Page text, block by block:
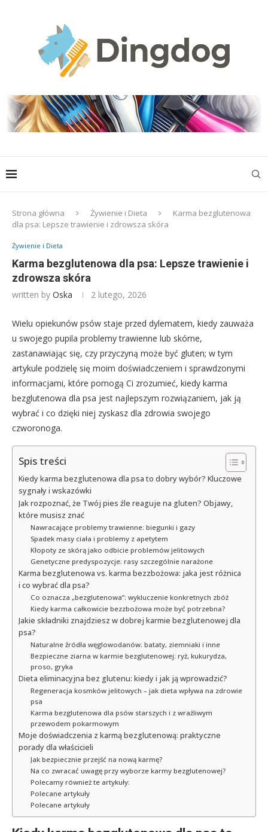
Strona główna Żywienie i Dieta
Karma bezglutenowa
dla psa: Lepsze trawienie i zdrowsza skóra
Żywienie i Dieta
Karma bezglutenowa dla psa: Lepsze trawienie i
zdrowsza skóra
written by Oska 2 lutego, 2026
Wielu opiekunów psów staje przed dylematem, kiedy zauważa
u swojego pupila problemy trawienne lub skórne,
zastanawiając się, czy przyczyną może być gluten; w tym
artykule podzielę się moim doświadczeniem i sprawdzonymi
informacjami, które pomogą Ci zrozumieć, kiedy karma
bezglutenowa dla psa jest najlepszym rozwiązaniem, jak ją
wybrać i co dzięki niej zyskasz dla zdrowia swojego
czworonoga.
Spis treści
Kiedy karma bezglutenowa dla psa to dobry wybór? Kluczowe
sygnały i wskazówki
Jak rozpoznać, że Twój pies źle reaguje na gluten? Objawy,
które musisz znać
Nawracające problemy trawienne: biegunki i gazy
Spadek masy ciała i problemy z apetytem
Kłopoty ze skórą jako odbicie problemów jelitowych
Genetyczne predyspozycje: rasy szczególnie narażone
Karma bezglutenowa vs. karma bezzbożowa: jaka jest różnica
i co wybrać dla psa?
Co oznacza „bezglutenowa”: wykluczenie konkretnych zbóż
Kiedy karma całkowicie bezzbożowa może być potrzebna?
Jakie składniki znajdziesz w dobrej karmie bezglutenowej dla
psa?
Naturalne źródła węglowodanów: bataty, ziemniaki i inne
Bezpieczne ziarna w karmie bezglutenowej: ryż, kukurydza,
proso, gryka
Dieta eliminacyjna bez glutenu: kiedy i jak ją wprowadzić?
Regeneracja kosmków jelitowych – jak dieta wpływa na zdrowie
psa
Karma bezglutenowa dla psów starszych i z wrażliwym
przewodem pokarmowym
Moje doświadczenia z karmą bezglutenową: praktyczne
porady dla właścicieli
Jak bezpiecznie przejść na nową karmę?
Na co zwracać uwagę przy wyborze karmy bezglutenowej?
Polecamy również te artykuły:
Polecane artykuły
Polecane artykuły